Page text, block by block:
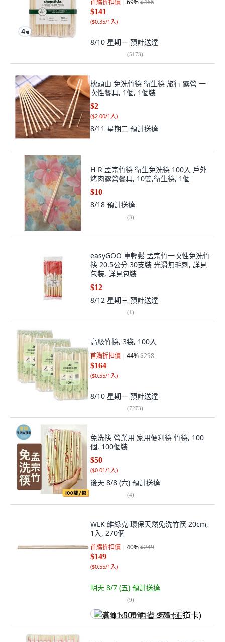
首購折扣價 69%$466
$141
($0.35/1入)
8/10 星期一 預計送達
(5173)
枕頭山 免洗竹筷 衛生筷 旅行 露營 一
次性餐具, 1個, 1個裝
$2
($2.00/1入)
8/11 星期二 預計送達
H-R 孟宗竹筷 衛生免洗筷 100入 戶外
烤肉露營餐具, 10雙,衛生筷, 1個
$10
8/18 預計送達
(3)
easyGOO 車輕鬆 孟宗竹一次性免洗竹
筷 20.5公分 30支裝 光滑無毛刺, 詳見
包裝, 詳見包裝
$12
8/12 星期三 預計送達
(1)
高級竹筷, 3袋, 100入
首購折扣價 44%$298
$164
($0.55/1入)
8/10 星期一 預計送達
(7273)
免洗筷 營業用 家用便利筷 竹筷, 100
個, 100個裝
$50
($0.01/1入)
後天 8/8 (六) 預計送達
(4)
WLK 維綠克 環保天然免洗竹筷 20cm,
1入, 270個
首購折扣價 40%$249
$149
($0.55/1入)
明天 8/7 (五) 預計送達
(9)
满 $1,500 再省 $75 (王道卡)